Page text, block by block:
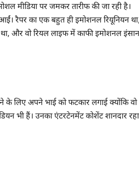
मीडिया पर जमकर तारीफ की जा रही है।
रैपर का एक बहुत ही इमोशनल रियूनियन
और वो रियल लाइफ में काफी इमोशनल इंसान
लिए अपने भाई को फटकार लगाई क्योंकि वो
भी हैं। उनका एंटरटेनमेंट कोशेंट शानदार